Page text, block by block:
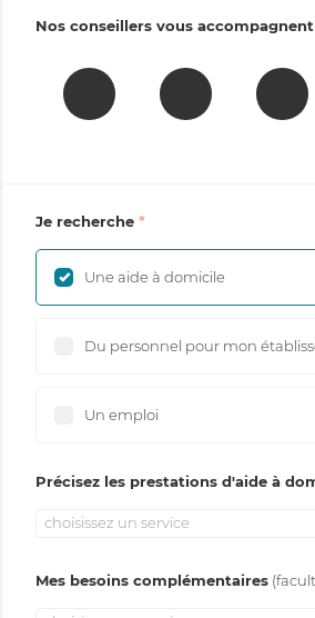
Nos conseillers vous accompagnent
Je recherche
Une aide à domicile
Du personnel pour mon
Un emploi
Précisez les prestations d'aide à
choisissez un service
Mes besoins complémentaires